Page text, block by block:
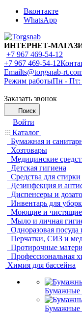
Вконтакте
WhatsApp
ИНТЕРНЕТ-
+7 967 469-54-12
+7 967 469-54-12
Emailts@torgsnab-
Режим работыПн - Пт:
Заказать звонок
Поиск
Войти
Каталог
Бумажная и
Хозтовары
Медицинские
Детская гигиена
Средства для стирки
Дезинфекция и
Диспенсеры и
Инвентарь для
Моющие и чистящие
Мыло и личная
Одноразовая посуда
Перчатки, СИЗ и
Протирочные
Профессиональная
Химия для бассейна
Бумажные
Бумажные